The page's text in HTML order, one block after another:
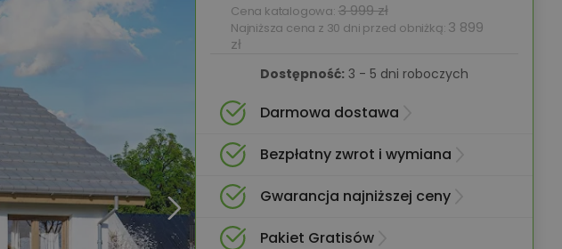
Cena katalogowa: 3 999 zł
Najniższa cena z 30 dni przed obniżką: 3 899
zł
Dostępność: 3 - 5 dni roboczych
Darmowa dostawa
Bezpłatny zwrot i wymiana
Gwarancja najniższej ceny
Pakiet Gratisów